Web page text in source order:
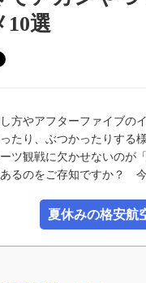
10選
方やアフターファイブの
たり、ぶつかったりする
ツ観戦に欠かせないのが
るのをご存知ですか？
夏休みの格安航